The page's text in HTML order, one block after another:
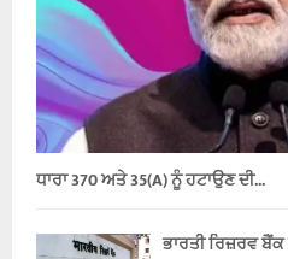
ਧਾਰਾ 370 ਅਤੇ 35(A) ਨੂੰ ਹਟਾਉਣ ਦੀ...
ਭਾਰਤੀ ਰਿਜ਼ਰਵ